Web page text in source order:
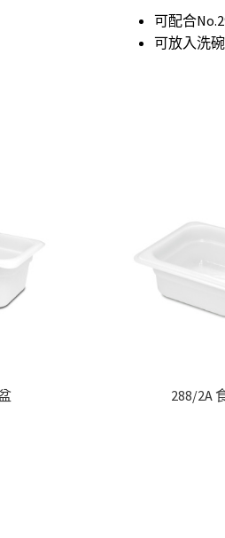
可配合
可放入洗
288/2A